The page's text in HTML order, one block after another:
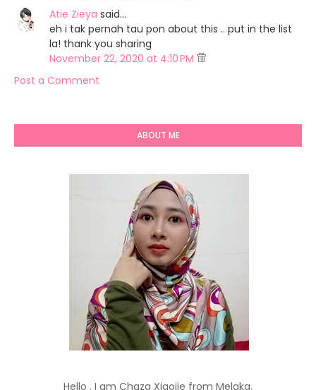
Atie Zieya said…
eh i tak pernah tau pon about this .. put in the list
la! thank you sharing
November 22, 2020 at 4:10 PM
Post a Comment
ABOUT ME
Hello . I am Chaza Xiaojie from Melaka.